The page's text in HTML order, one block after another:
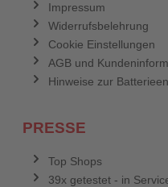
Impressum
Widerrufsbelehrung
Cookie Einstellungen
AGB und
Hinweise zur
PRESSE
Top Shops
39x getestet - in